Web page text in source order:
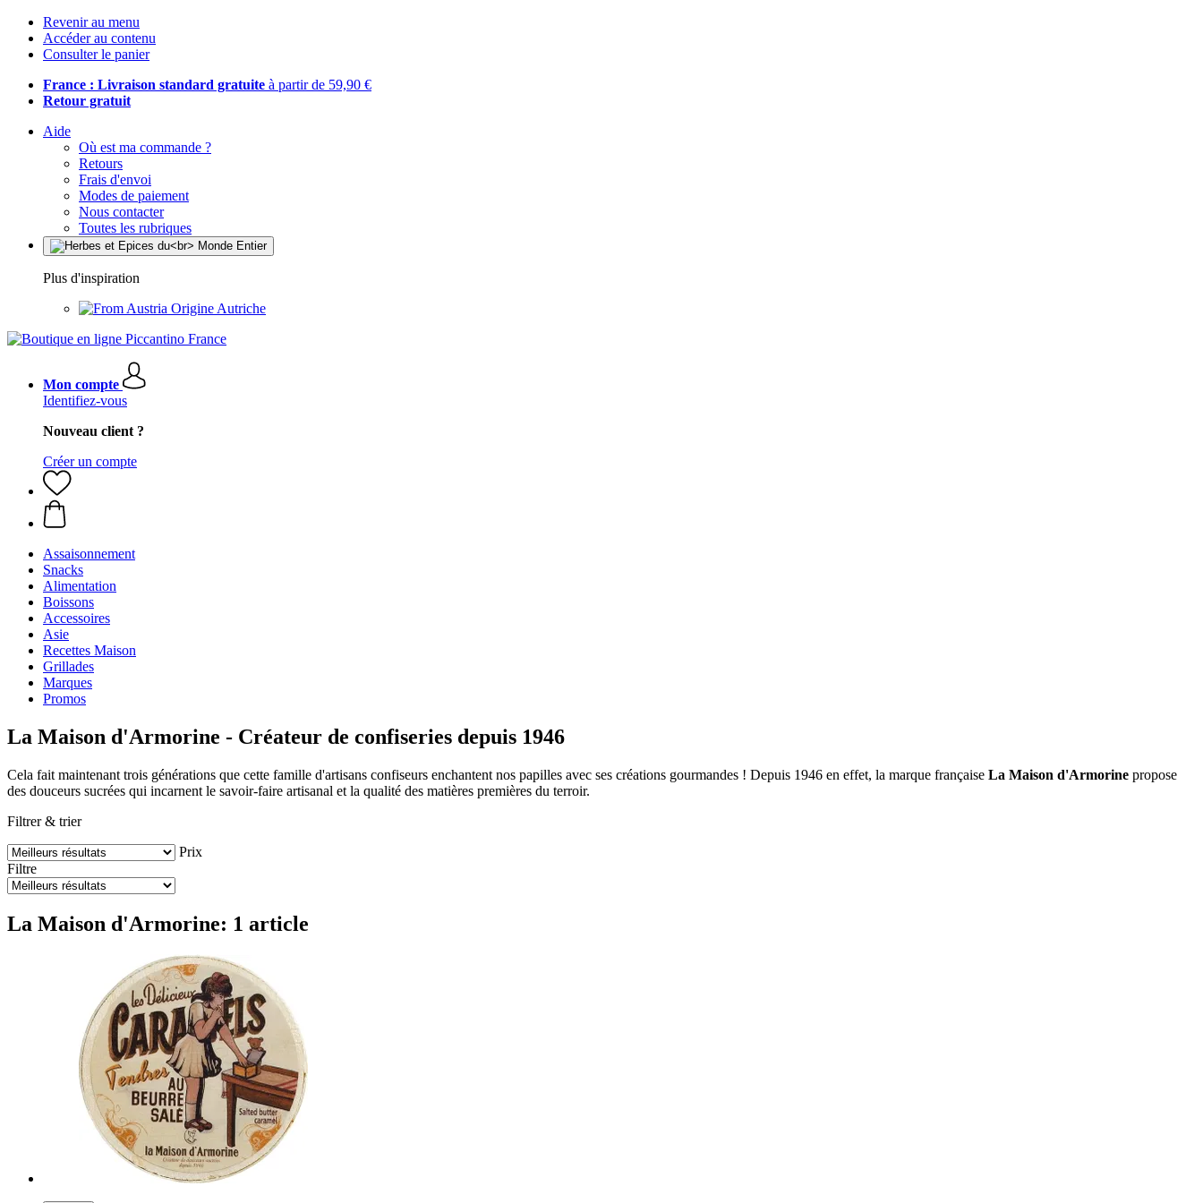
Revenir au menu
Accéder au contenu
Consulter le panier
France : Livraison standard gratuite à partir de 59,90 €
Retour gratuit
Aide
Où est ma commande ?
Retours
Frais d'envoi
Modes de paiement
Nous contacter
Toutes les rubriques
Plus d'inspiration
Origine Autriche
Mon compte
Identifiez-vous
Nouveau client ?
Créer un compte
Assaisonnement
Snacks
Alimentation
Boissons
Accessoires
Asie
Recettes Maison
Grillades
Marques
Promos
La Maison d'Armorine - Créateur de confiseries depuis 1946
Cela fait maintenant trois générations que cette famille d'artisans confiseurs enchantent nos papilles avec ses créations gourmandes ! Depuis 1946 en effet, la marque française La Maison d'Armorine propose
des douceurs sucrées qui incarnent le savoir-faire artisanal et la qualité des matières premières du terroir.
Filtrer & trier
Prix
Filtre
La Maison d'Armorine: 1 article